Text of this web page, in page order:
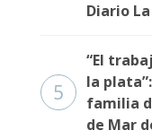
Diario
5
“El
la
familia
de Mar